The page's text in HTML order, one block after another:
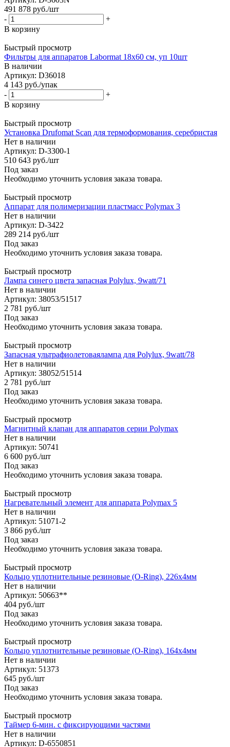
491 878 руб./шт
-
+
В корзину
Быстрый просмотр
Фильтры для аппаратов Labormat 18х60 см, уп 10шт
В наличии
Артикул: D36018
4 143 руб./упак
-
+
В корзину
Быстрый просмотр
Установка Drufomat Scan для термоформования, серебристая
Нет в наличии
Артикул: D-3300-1
510 643 руб./шт
Под заказ
Необходимо уточнить условия заказа товара.
Быстрый просмотр
Aппарат для полимеризации пластмасс Polymax 3
Нет в наличии
Артикул: D-3422
289 214 руб./шт
Под заказ
Необходимо уточнить условия заказа товара.
Быстрый просмотр
Лампа синего цвета запасная Polylux, 9watt/71
Нет в наличии
Артикул: 38053/51517
2 781 руб./шт
Под заказ
Необходимо уточнить условия заказа товара.
Быстрый просмотр
Запасная ультрафиолетоваялампа для Polylux, 9watt/78
Нет в наличии
Артикул: 38052/51514
2 781 руб./шт
Под заказ
Необходимо уточнить условия заказа товара.
Быстрый просмотр
Магнитный клапан для аппаратов серии Polymax
Нет в наличии
Артикул: 50741
6 600 руб./шт
Под заказ
Необходимо уточнить условия заказа товара.
Быстрый просмотр
Нагревательный элемент для аппарата Polymax 5
Нет в наличии
Артикул: 51071-2
3 866 руб./шт
Под заказ
Необходимо уточнить условия заказа товара.
Быстрый просмотр
Кольцо уплотнительные резиновые (O-Ring), 226х4мм
Нет в наличии
Артикул: 50663**
404 руб./шт
Под заказ
Необходимо уточнить условия заказа товара.
Быстрый просмотр
Кольцо уплотнительные резиновые (O-Ring), 164х4мм
Нет в наличии
Артикул: 51373
645 руб./шт
Под заказ
Необходимо уточнить условия заказа товара.
Быстрый просмотр
Таймер 6-мин. с фиксирующими частями
Нет в наличии
Артикул: D-6550851